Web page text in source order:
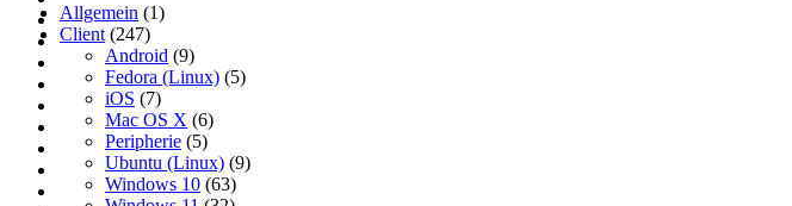
Allgemein (1)
Client (247)
Android (9)
Fedora (Linux) (5)
iOS (7)
Mac OS X (6)
Peripherie (5)
Ubuntu (Linux) (9)
Windows 10 (63)